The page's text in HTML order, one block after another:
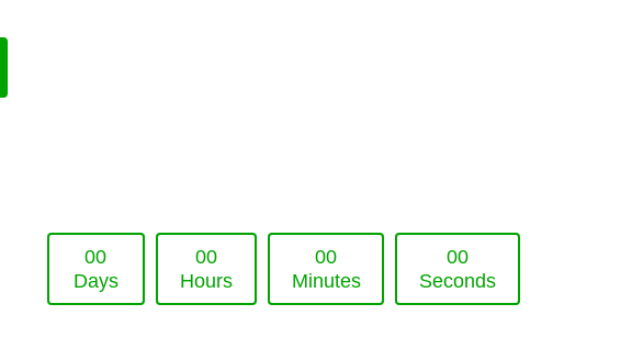
00
Days
00
Hours
00
Minutes
00
Seconds